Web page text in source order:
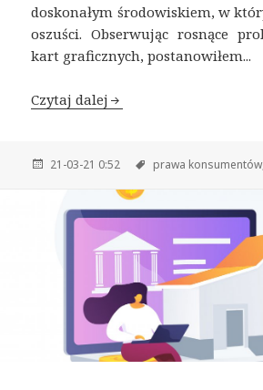
doskonałym środowiskiem, w
oszuści. Obserwując rosnące
kart graficznych, postanowiłem...
Czytaj dalej
21-03-21 0:52 prawa